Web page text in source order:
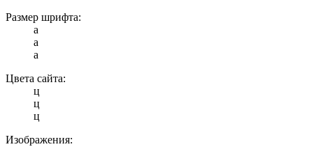
Размер шрифта:
a
a
a
Цвета сайта:
ц
ц
ц
Изображения: